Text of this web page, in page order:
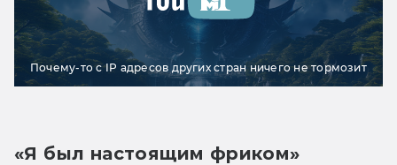
Почему-то с IP адресов других стран ничего не тормозит
«Я был настоящим фриком»